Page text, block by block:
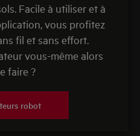
Facile à utiliser et à
vous profitez
fil et sans effort.
vous-même alors
faire ?
robot